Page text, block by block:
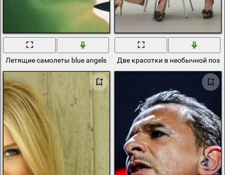
Летящие самолеты blue angels образовали дельту
Две красотки в необычной позе